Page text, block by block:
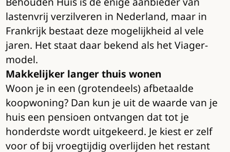
lastenvrij verzilveren in Nederland, maar in
Frankrijk bestaat deze mogelijkheid al vele
jaren. Het staat daar bekend als het Viager-
model.
Makkelijker langer thuis wonen
Woon je in een (grotendeels) afbetaalde
koopwoning? Dan kun je uit de waarde van je
huis een pensioen ontvangen dat tot je
honderdste wordt uitgekeerd. Je kiest er zelf
voor of bij vroegtijdig overlijden het restant